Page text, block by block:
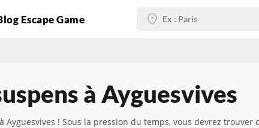
Escape Game
à Ayguesvives
Ayguesvives ! Sous la pression du temps, vous devrez